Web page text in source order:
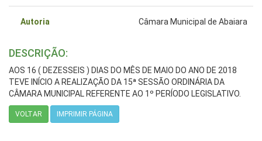
Autoria Câmara Municipal de Abaiara
DESCRIÇÃO:
AOS 16 ( DEZESSEIS ) DIAS DO MÊS DE MAIO DO ANO DE 2018
TEVE INÍCIO A REALIZAÇÃO DA 15ª SESSÃO ORDINÁRIA DA
CÂMARA MUNICIPAL REFERENTE AO 1º PERÍODO LEGISLATIVO.
VOLTAR IMPRIMIR PÁGINA